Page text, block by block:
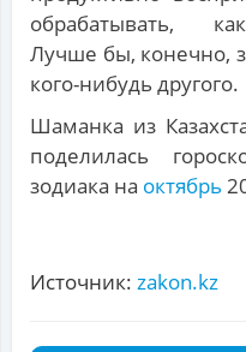
обрабатывать,
Лучше бы, конечно,
кого-нибудь другого.
Шаманка из
поделилась
зодиака на октябрь
Источник: zakon.kz